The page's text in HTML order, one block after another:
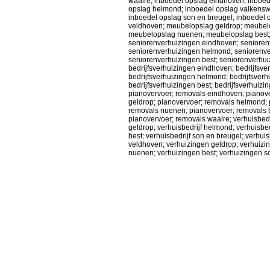
opslag helmond; inboedel opslag
inboedel opslag son en breugel; inboedel
veldhoven; meubelopslag geldrop;
meubelopslag nuenen; meubelopslag
seniorenverhuizingen eindhoven;
seniorenverhuizingen helmond;
seniorenverhuizingen best;
bedrijfsverhuizingen eindhoven;
bedrijfsverhuizingen helmond;
bedrijfsverhuizingen best;
pianovervoer; removals eindhoven;
geldrop; pianovervoer; removals
removals nuenen; pianovervoer;
pianovervoer; removals waalre;
geldrop; verhuisbedrijf helmond;
best; verhuisbedrijf son en breugel;
veldhoven; verhuizingen geldrop;
nuenen; verhuizingen best; verhuizingen